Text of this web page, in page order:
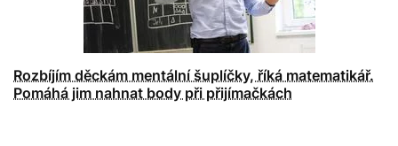
Rozbíjím děckám mentální šuplíčky, říká matematikář.
Pomáhá jim nahnat body při přijímačkách